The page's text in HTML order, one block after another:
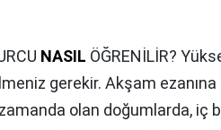
NASIL ÖĞRENİLİR?
gerekir. Akşam
olan doğumlarda, iç